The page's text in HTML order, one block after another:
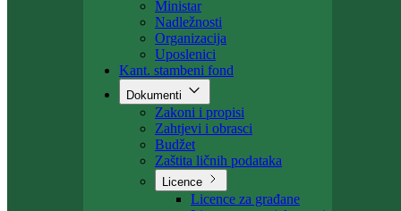
Projekti
Ministarstvo
Ministar
Nadležnosti
Organizacija
Uposlenici
Kant. stambeni fond
Dokumenti
Zakoni i propisi
Zahtjevi i obrasci
Budžet